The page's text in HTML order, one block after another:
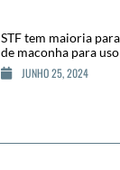
STF tem maioria
de maconha para
JUNHO 25, 2024